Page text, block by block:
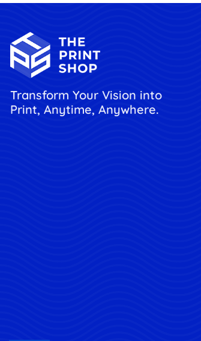
Transform Your Vision into
Print, Anytime, Anywhere.